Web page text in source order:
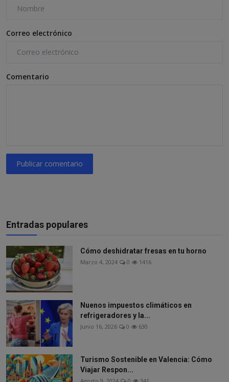
Correo electrónico
Comentario
Publicar comentario
Entradas populares
Cómo deshidratar fresas en tu horno
Marzo 4, 2024 0 1416
Nuenos impuestos climáticos en
refrigeradores y la...
Junio 16, 2026 0 630
Turismo Sostenible en Valencia: Cómo
Viajar Respon...